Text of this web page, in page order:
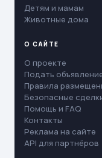
Детям и мамам
Животные дома
О САЙТЕ
О проекте
Подать
Правила
Безопасные
Помощь и FAQ
Контакты
Реклама на сайте
API для партнёров